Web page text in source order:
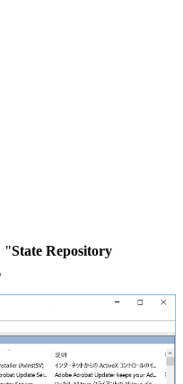
"State Repository